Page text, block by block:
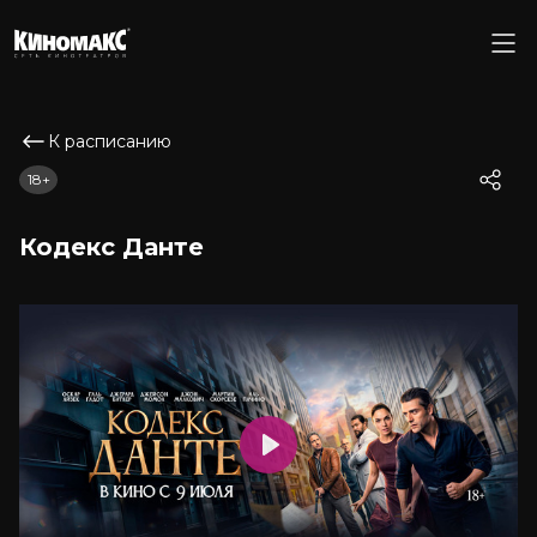
К расписанию
Кодекс Данте
18+
Play